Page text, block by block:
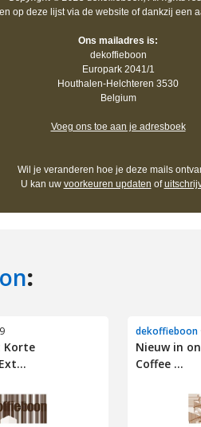
:
Korte
dekoffieboon
Nieuw in
Coffee ...